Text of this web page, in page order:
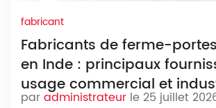
fabricant
Fabricants de ferme-
en Inde : principaux
usage commercial et
paradministrateur le 25 juillet